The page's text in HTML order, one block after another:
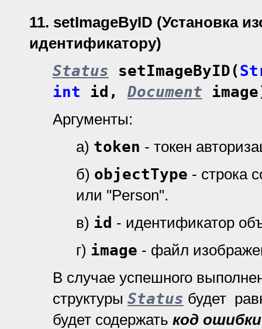
11. setImageByID (Установка
идентификатору)
Status setImageByID(
int id, Document
Аргументы:
а) token - токен
б) objectType - строка
или "Person".
в) id - идентификатор
г) image - файл
В случае успешного
структуры Status будет
будет содержать код ошибки